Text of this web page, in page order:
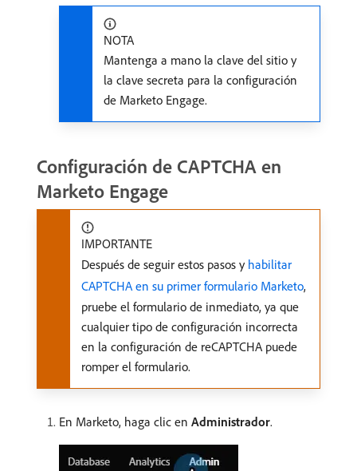
NOTA
Mantenga a mano la clave del sitio y
la clave secreta para la configuración
de Marketo Engage.
Configuración de CAPTCHA en
Marketo Engage
IMPORTANTE
Después de seguir estos pasos y habilitar
CAPTCHA en su primer formulario Marketo,
pruebe el formulario de inmediato, ya que
cualquier tipo de configuración incorrecta
en la configuración de reCAPTCHA puede
romper el formulario.
En Marketo, haga clic en Administrador.